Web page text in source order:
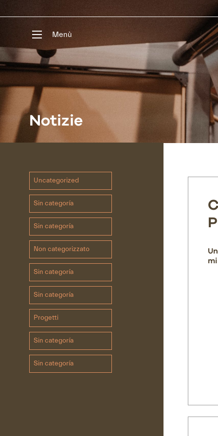
Menù
Notizie
Uncategorized
Sin categoría
Sin categoría
Non categorizzato
Sin categoría
Sin categoría
Progetti
Sin categoría
Sin categoría